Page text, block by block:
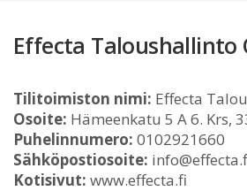
Effecta Taloushallinto
Tilitoimiston nimi: Effecta
Osoite: Hämeenkatu 5 A 6. Krs,
Puhelinnumero: 0102921660
Sähköpostiosoite:
Kotisivut: www.effecta.fi